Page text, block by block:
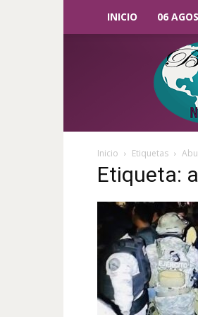
INICIO 06
Parker
Noticias
Inicio Etiquetas
Etiqueta: